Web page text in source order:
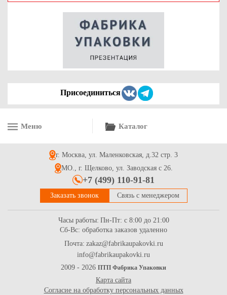
Гофрокартон листовой 800*1200 3 сл.бур/бур
Микрогофрокартон листовой 800*1170 бур/бур
Стрейч-пленка 17мкм;20мкм;23мкм/500мм-2,0кг (вес) с
добавлением вторичной гранулы, серия "Бизнес стрейч"
Присоединиться
Меню Каталог
г. Москва, ул. Маленковская, д.32 стр. 3
МО., г. Щелково, ул. Заводская с 26.
+7 (499) 110-91-81
Заказать звонок Связь с менеджером
Часы работы: Пн-Пт: с 8:00 до 21:00
Сб-Вс: обработка заказов удаленно
Почта: zakaz@fabrikaupakovki.ru
info@fabrikaupakovki.ru
2009 - 2026 ПТП Фабрика Упаковки
Карта сайта
Согласие на обработку персональных данных